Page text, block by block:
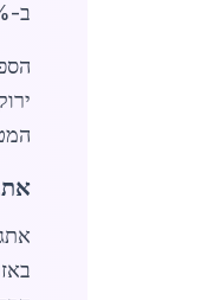
ב-20% עד סוף 2026 עקב השקעות זרות באזור.
ירוקה,